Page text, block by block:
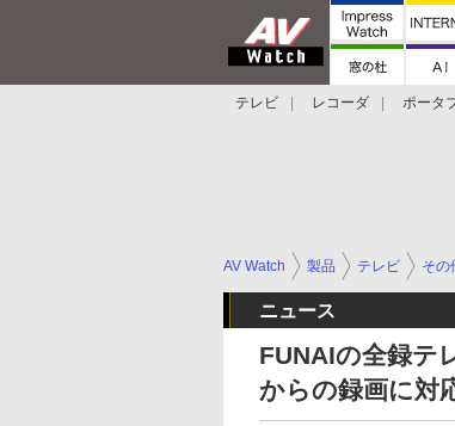
テレビ レコーダ ポータ
AV Watch 製品 テレビ その
ニュース
FUNAIの全録テ
からの録画に対